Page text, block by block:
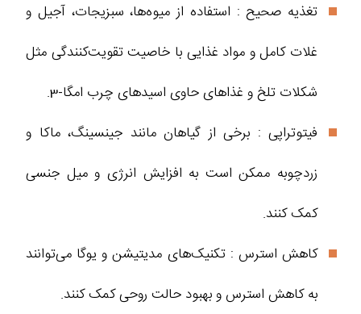
تغذیه صحیح : استفاده از میوه‌ها، سبزیجات، آجیل و
غلات کامل و مواد غذایی با خاصیت تقویت‌کنندگی مثل
شکلات تلخ و غذاهای حاوی اسیدهای چرب امگا-3.
فیتوتراپی : برخی از گیاهان مانند جینسینگ، ماکا و
زردچوبه ممکن است به افزایش انرژی و میل جنسی
کمک کنند.
کاهش استرس : تکنیک‌های مدیتیشن و یوگا می‌توانند
به کاهش استرس و بهبود حالت روحی کمک کنند.